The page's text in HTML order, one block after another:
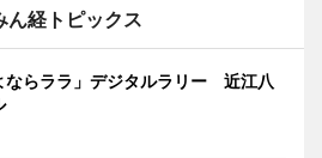
ん経トピックス
ならララ」デジタルラリー 近江八